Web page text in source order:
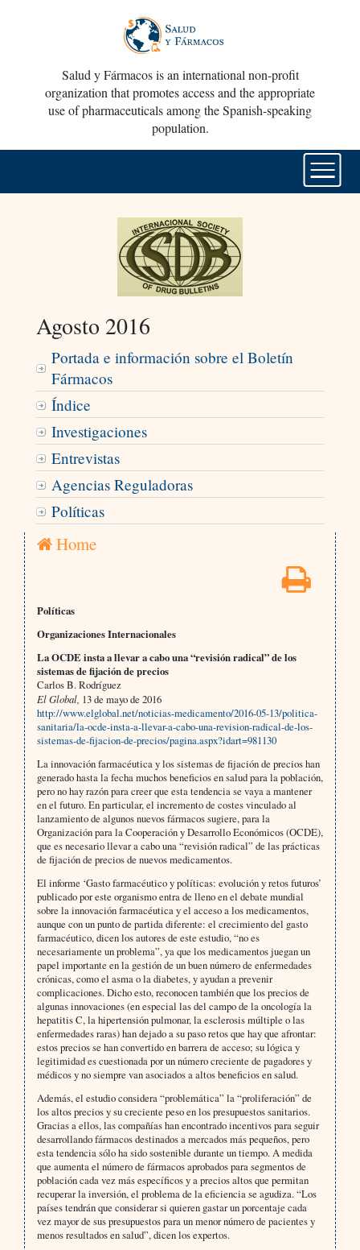
Salud y Fármacos is an international non-profit
organization that promotes access and the appropriate
use of pharmaceuticals among the Spanish-speaking
population.
Agosto 2016
Portada e información sobre el Boletín
Fármacos
Índice
Investigaciones
Entrevistas
Agencias Reguladoras
Políticas
Home
Políticas
Organizaciones Internacionales
La OCDE insta a llevar a cabo una “revisión radical” de los
sistemas de fijación de precios
Carlos B. Rodríguez
El Global, 13 de mayo de 2016
http://www.elglobal.net/noticias-medicamento/2016-05-13/politica-
sanitaria/la-ocde-insta-a-llevar-a-cabo-una-revision-radical-de-los-
sistemas-de-fijacion-de-precios/pagina.aspx?idart=981130
La innovación farmacéutica y los sistemas de fijación de precios han
generado hasta la fecha muchos beneficios en salud para la población,
pero no hay razón para creer que esta tendencia se vaya a mantener
en el futuro. En particular, el incremento de costes vinculado al
lanzamiento de algunos nuevos fármacos sugiere, para la
Organización para la Cooperación y Desarrollo Económicos (OCDE),
que es necesario llevar a cabo una “revisión radical” de las prácticas
de fijación de precios de nuevos medicamentos.
El informe ‘Gasto farmacéutico y políticas: evolución y retos futuros’
publicado por este organismo entra de lleno en el debate mundial
sobre la innovación farmacéutica y el acceso a los medicamentos,
aunque con un punto de partida diferente: el crecimiento del gasto
farmacéutico, dicen los autores de este estudio, “no es
necesariamente un problema”, ya que los medicamentos juegan un
papel importante en la gestión de un buen número de enfermedades
crónicas, como el asma o la diabetes, y ayudan a prevenir
complicaciones. Dicho esto, reconocen también que los precios de
algunas innovaciones (en especial las del campo de la oncología la
hepatitis C, la hipertensión pulmonar, la esclerosis múltiple o las
enfermedades raras) han dejado a su paso retos que hay que afrontar:
estos precios se han convertido en barrera de acceso; su lógica y
legitimidad es cuestionada por un número creciente de pagadores y
médicos y no siempre van asociados a altos beneficios en salud.
Además, el estudio considera “problemática” la “proliferación” de
los altos precios y su creciente peso en los presupuestos sanitarios.
Gracias a ellos, las compañías han encontrado incentivos para seguir
desarrollando fármacos destinados a mercados más pequeños, pero
esta tendencia sólo ha sido sostenible durante un tiempo. A medida
que aumenta el número de fármacos aprobados para segmentos de
población cada vez más específicos y a precios altos que permitan
recuperar la inversión, el problema de la eficiencia se agudiza. “Los
países tendrán que considerar si quieren gastar un porcentaje cada
vez mayor de sus presupuestos para un menor número de pacientes y
menos resultados en salud”, dicen los expertos.